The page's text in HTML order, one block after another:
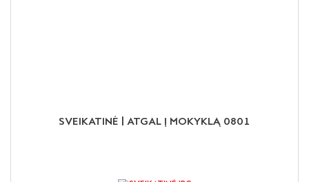
SVEIKATINĖ | ATGAL Į MOKYKLĄ 0801